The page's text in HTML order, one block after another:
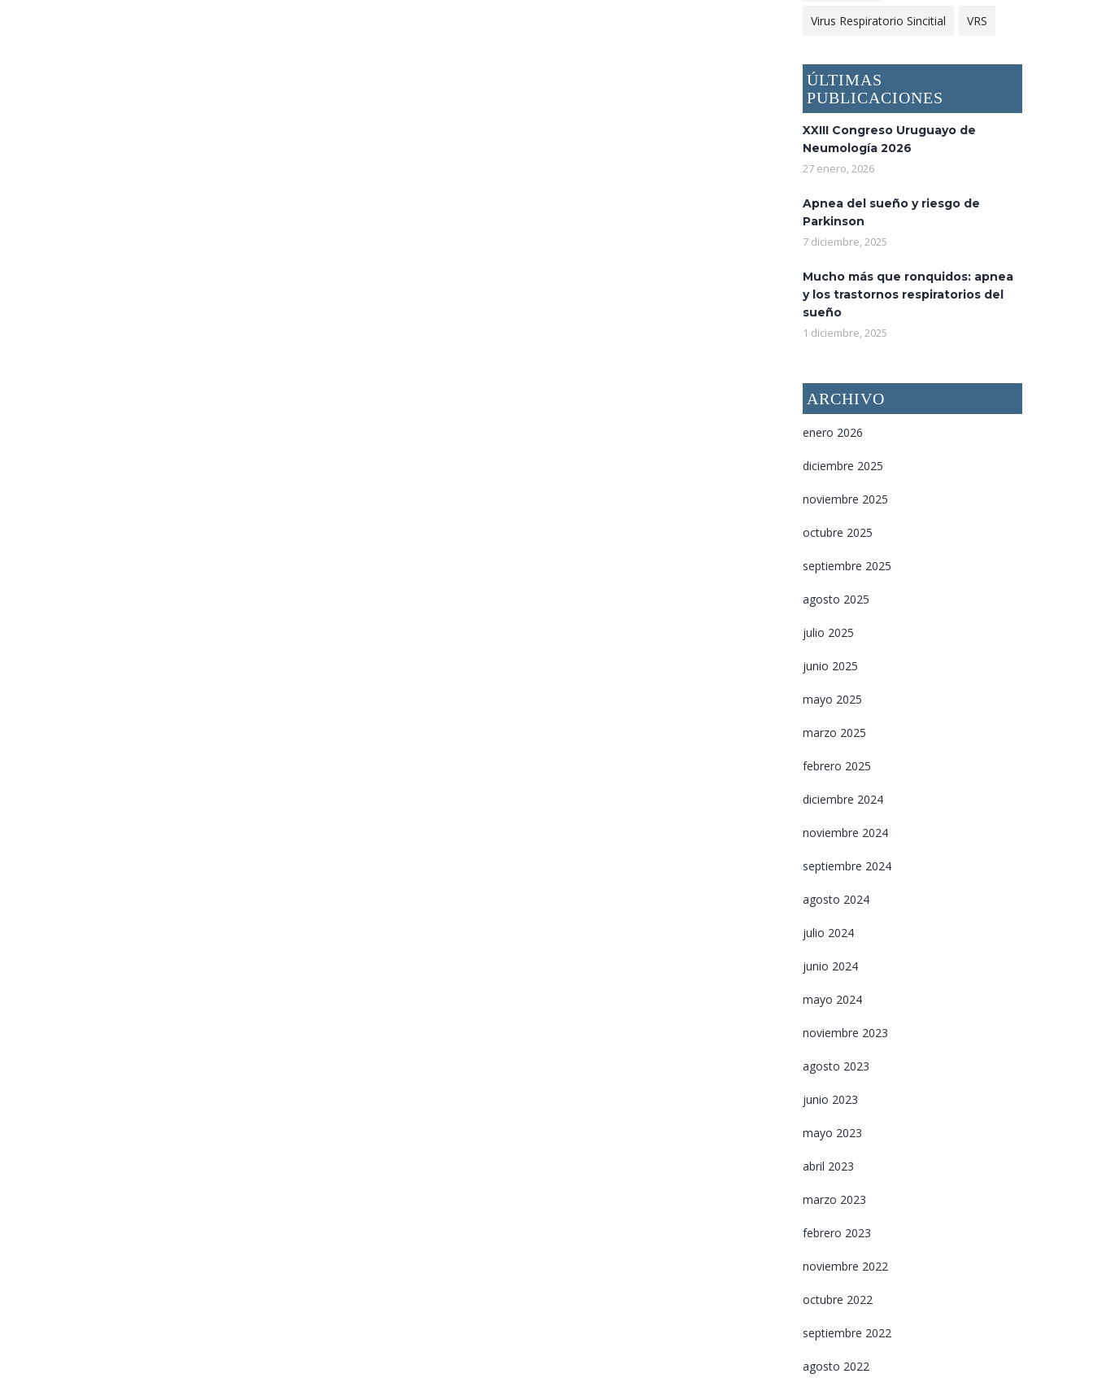
Virus Respiratorio Sincitial VRS
ÚLTIMAS
PUBLICACIONES
XXIII Congreso Uruguayo de
Neumología 2026
27 enero, 2026
Apnea del sueño y riesgo de
Parkinson
7 diciembre, 2025
Mucho más que ronquidos: apnea
y los trastornos respiratorios del
sueño
1 diciembre, 2025
ARCHIVO
enero 2026
diciembre 2025
noviembre 2025
octubre 2025
septiembre 2025
agosto 2025
julio 2025
junio 2025
mayo 2025
marzo 2025
febrero 2025
diciembre 2024
noviembre 2024
septiembre 2024
agosto 2024
julio 2024
junio 2024
mayo 2024
noviembre 2023
agosto 2023
junio 2023
mayo 2023
abril 2023
marzo 2023
febrero 2023
noviembre 2022
octubre 2022
septiembre 2022
agosto 2022